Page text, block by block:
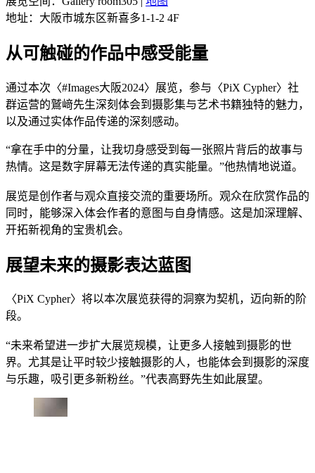
地址：大阪市城东区新喜多1-1-2 4F
从可触碰的作品中感受能量
通过本次〈#Images大阪2024〉展览，参与〈PiX Cypher〉社
群运营的鷲﨑先生深刻体会到摄影集与艺术书籍独特的魅力，
以及通过实体作品传递的深刻感动。
“拿在手中的分量，让我切身感受到每一张照片背后的故事与
热情。这是数字屏幕无法传递的真实能量。”他热情地说道。
展览是创作者与观众直接交流的重要场所。观众在欣赏作品的
同时，能够深入体会作者的意图与自身情感。这是加深理解、
开拓新视角的宝贵机会。
展望未来的摄影表达蓝图
〈PiX Cypher〉将以本次展览获得的洞察为契机，迈向新的阶
段。
“未来希望进一步扩大展览规模，让更多人接触到摄影的世
界。尤其是让平时较少接触摄影的人，也能体会到摄影的深度
与乐趣，吸引更多新粉丝。”代表高野先生如此展望。